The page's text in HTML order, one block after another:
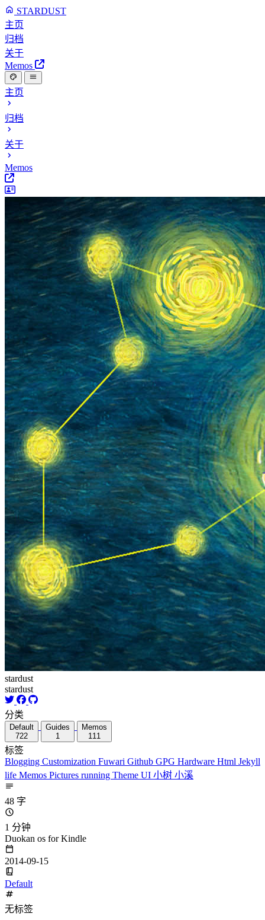
STARDUST
主页
归档
关于
Memos
主页
归档
关于
Memos
stardust
stardust
分类
Default
722
Guides
1
Memos
111
标签
Blogging Customization Fuwari Github GPG Hardware Html Jekyll
life Memos Pictures running Theme UI 小树 小溪
48 字
1 分钟
Duokan os for Kindle
2014-09-15
Default
无标签